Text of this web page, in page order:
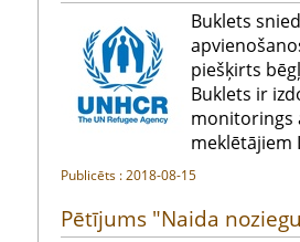
Buklets
piešķirts
Buklets ir
monitorings
meklētājiem
Publicēts : 2018-08-15
Pētījums "Naida